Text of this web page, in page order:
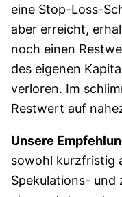
eine Stop-Loss-
aber erreicht,
noch einen
des eigenen
verloren. Im
Restwert auf
Unsere
sowohl kurzfristig
Spekulations- und